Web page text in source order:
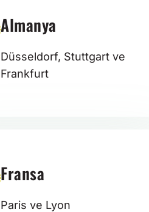
Almanya
Düsseldorf, Stuttgart ve
Frankfurt
Fransa
Paris ve Lyon